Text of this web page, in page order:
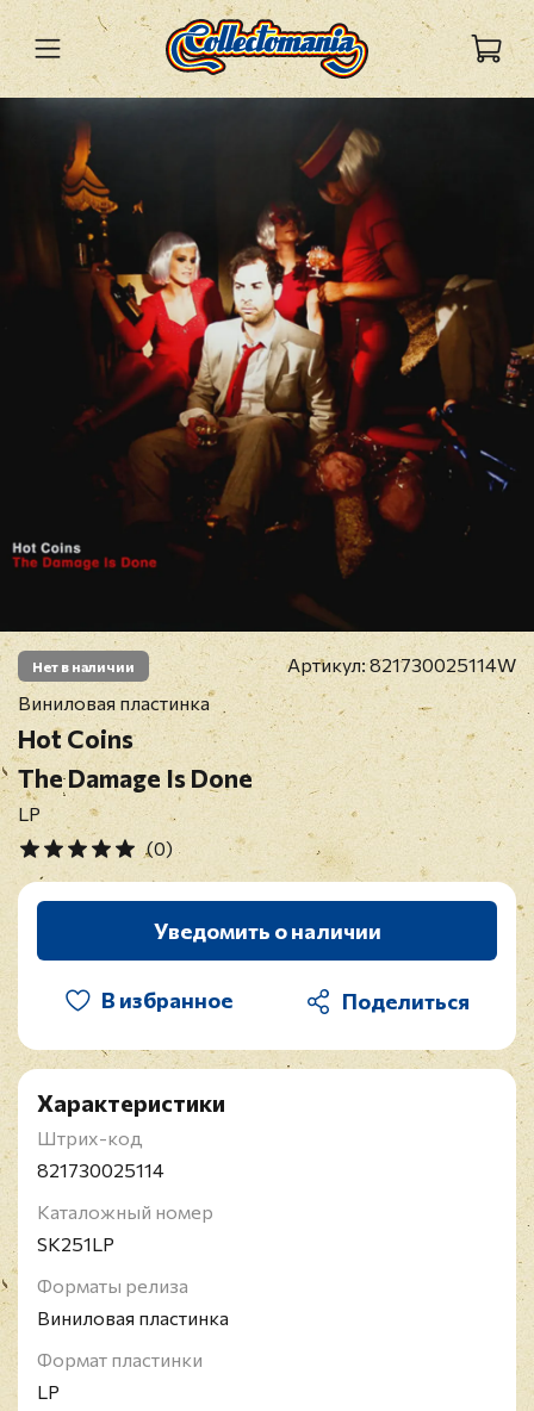
Нет в наличии Артикул:821730025114W
Виниловая пластинка
Hot Coins
The Damage Is Done
LP
(0)
Уведомить о наличии
В избранное
Характеристики
Штрих-код
821730025114
Каталожный номер
SK251LP
Форматы релиза
Виниловая пластинка
Формат пластинки
LP